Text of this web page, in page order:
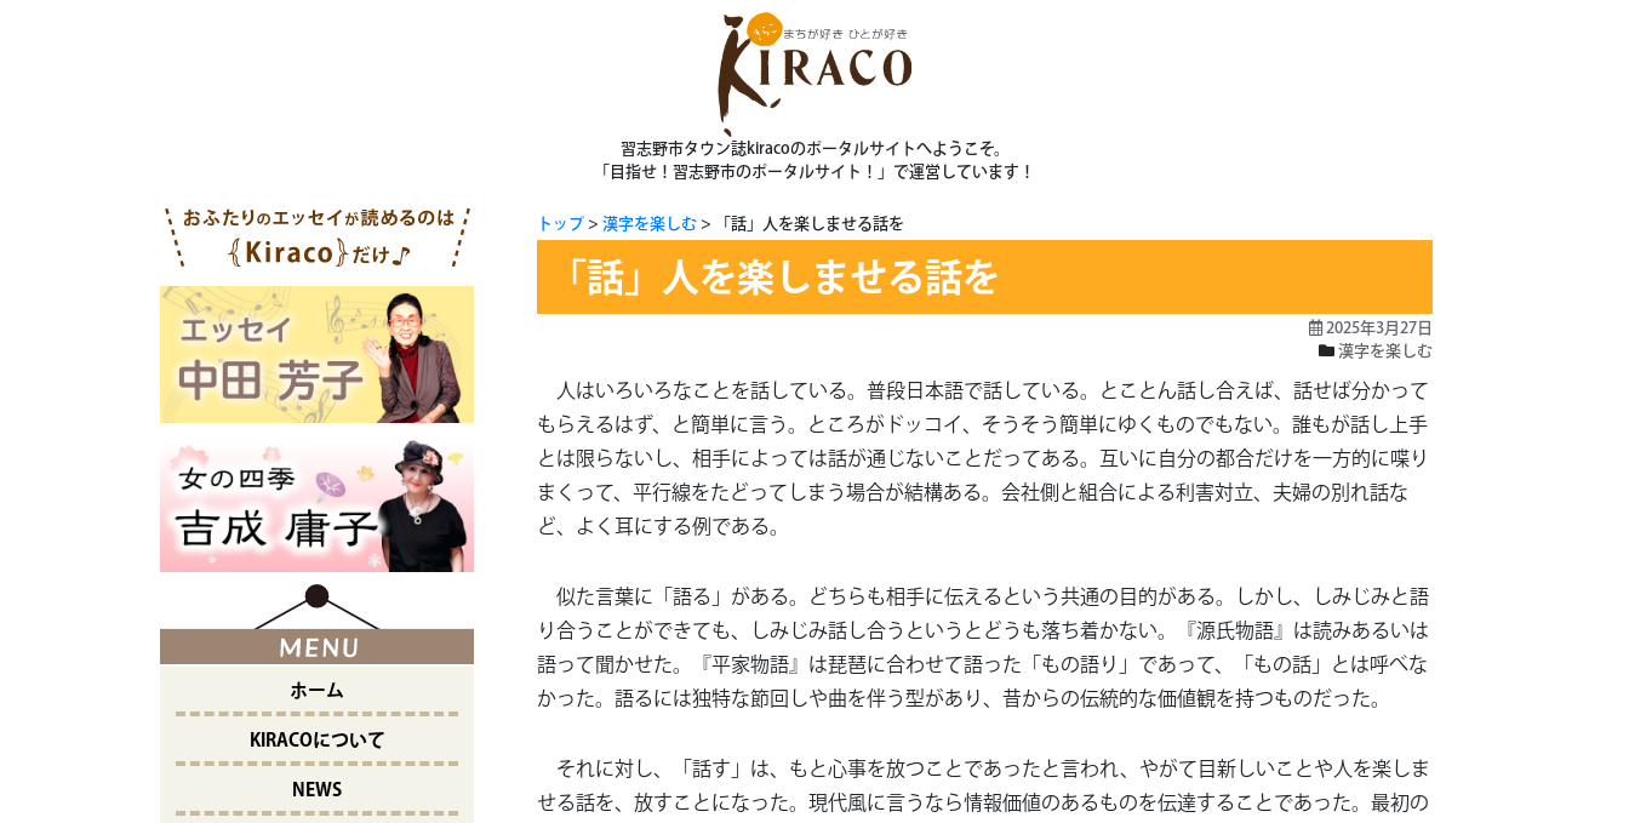
習志野市タウン誌kiracoのポータルサイトへようこそ。
「目指せ！習志野市のポータルサイト！」で運営しています！
トップ 漢字を楽しむ 「話」人を楽しませる話を
「話」人を楽しませる話を
2025年3月27日
漢字を楽しむ
人はいろいろなことを話している。普段日本語で話している。とことん話し合えば、話せば分かって
もらえるはず、と簡単に言う。ところがドッコイ、そうそう簡単にゆくものでもない。誰もが話し上手
とは限らないし、相手によっては話が通じないことだってある。互いに自分の都合だけを一方的に喋り
まくって、平行線をたどってしまう場合が結構ある。会社側と組合による利害対立、夫婦の別れ話な
ど、よく耳にする例である。
似た言葉に「語る」がある。どちらも相手に伝えるという共通の目的がある。しかし、しみじみと語
り合うことができても、しみじみ話し合うというとどうも落ち着かない。『源氏物語』は読みあるいは
語って聞かせた。『平家物語』は琵琶に合わせて語った「もの語り」であって、「もの話」とは呼べな
かった。語るには独特な節回しや曲を伴う型があり、昔からの伝統的な価値観を持つものだった。
それに対し、「話す」は、もと心事を放つことであったと言われ、やがて目新しいことや人を楽しま
せる話を、放すことになった。現代風に言うなら情報価値のあるものを伝達することであった。最初の
ホーム
KIRACOについて
NEWS